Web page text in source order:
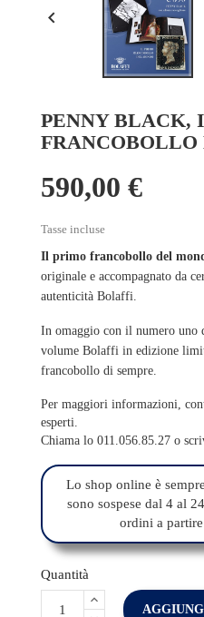

PENNY BLACK,
FRANCOBOLLO
590,00 €
Tasse incluse
Il primo francobollo del
originale e accompagnato da
autenticità Bolaffi.
In omaggio con il numero
volume Bolaffi in edizione
francobollo di sempre.
Per maggiori informazioni,
esperti.
Chiama lo 011.056.85.27 o
Lo shop online è
sono sospese dal 4 al
ordini a
Quantità